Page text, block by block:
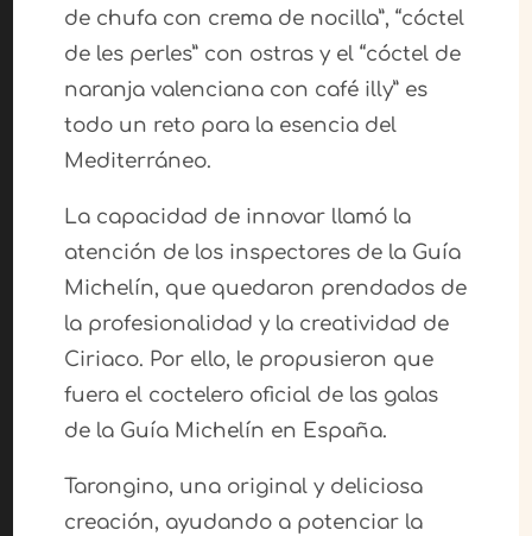
de chufa con crema de nocilla”, “cóctel
de les perles” con ostras y el “cóctel de
naranja valenciana con café illy” es
todo un reto para la esencia del
Mediterráneo.
La capacidad de innovar llamó la
atención de los inspectores de la Guía
Michelín, que quedaron prendados de
la profesionalidad y la creatividad de
Ciriaco. Por ello, le propusieron que
fuera el coctelero oficial de las galas
de la Guía Michelín en España.
Tarongino, una original y deliciosa
creación, ayudando a potenciar la